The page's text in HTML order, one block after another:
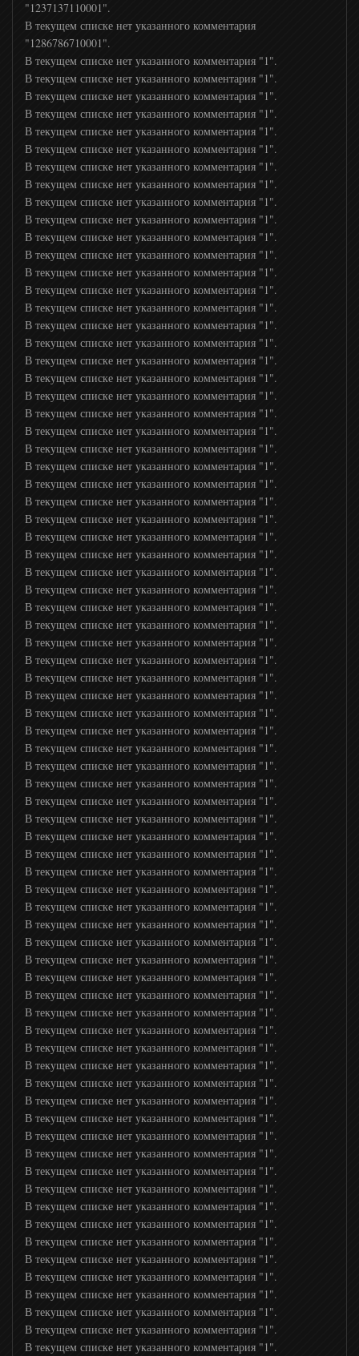
Мульт
Дисней
Карусель
В Гостях у Сказки
Ani
Мультимузыка
Gulli
Tiji
Дважды два канал (2x2)
Nickelodeon
Nick Jr
Ералаш
СоюзМультфильм
Том и Джерри
М1
М2
Bridge TV
ТНТ MUSIC
Шансон ТВ
Муз ТВ
Ля минор
Europa Plus TV
ЖАРА
MTV 80S
MTV Hits
"1237137110001".
В текущем списке нет указанного комментария
"1286786710001".
В текущем списке нет указанного комментария "1".
В текущем списке нет указанного комментария "1".
В текущем списке нет указанного комментария "1".
В текущем списке нет указанного комментария "1".
В текущем списке нет указанного комментария "1".
В текущем списке нет указанного комментария "1".
В текущем списке нет указанного комментария "1".
В текущем списке нет указанного комментария "1".
В текущем списке нет указанного комментария "1".
В текущем списке нет указанного комментария "1".
В текущем списке нет указанного комментария "1".
В текущем списке нет указанного комментария "1".
В текущем списке нет указанного комментария "1".
В текущем списке нет указанного комментария "1".
В текущем списке нет указанного комментария "1".
В текущем списке нет указанного комментария "1".
В текущем списке нет указанного комментария "1".
В текущем списке нет указанного комментария "1".
В текущем списке нет указанного комментария "1".
В текущем списке нет указанного комментария "1".
В текущем списке нет указанного комментария "1".
В текущем списке нет указанного комментария "1".
В текущем списке нет указанного комментария "1".
В текущем списке нет указанного комментария "1".
В текущем списке нет указанного комментария "1".
В текущем списке нет указанного комментария "1".
В текущем списке нет указанного комментария "1".
В текущем списке нет указанного комментария "1".
В текущем списке нет указанного комментария "1".
В текущем списке нет указанного комментария "1".
В текущем списке нет указанного комментария "1".
В текущем списке нет указанного комментария "1".
В текущем списке нет указанного комментария "1".
В текущем списке нет указанного комментария "1".
В текущем списке нет указанного комментария "1".
В текущем списке нет указанного комментария "1".
В текущем списке нет указанного комментария "1".
В текущем списке нет указанного комментария "1".
В текущем списке нет указанного комментария "1".
В текущем списке нет указанного комментария "1".
В текущем списке нет указанного комментария "1".
В текущем списке нет указанного комментария "1".
В текущем списке нет указанного комментария "1".
В текущем списке нет указанного комментария "1".
В текущем списке нет указанного комментария "1".
В текущем списке нет указанного комментария "1".
В текущем списке нет указанного комментария "1".
В текущем списке нет указанного комментария "1".
В текущем списке нет указанного комментария "1".
В текущем списке нет указанного комментария "1".
В текущем списке нет указанного комментария "1".
В текущем списке нет указанного комментария "1".
В текущем списке нет указанного комментария "1".
В текущем списке нет указанного комментария "1".
В текущем списке нет указанного комментария "1".
В текущем списке нет указанного комментария "1".
В текущем списке нет указанного комментария "1".
В текущем списке нет указанного комментария "1".
В текущем списке нет указанного комментария "1".
В текущем списке нет указанного комментария "1".
В текущем списке нет указанного комментария "1".
В текущем списке нет указанного комментария "1".
В текущем списке нет указанного комментария "1".
В текущем списке нет указанного комментария "1".
В текущем списке нет указанного комментария "1".
В текущем списке нет указанного комментария "1".
В текущем списке нет указанного комментария "1".
В текущем списке нет указанного комментария "1".
В текущем списке нет указанного комментария "1".
В текущем списке нет указанного комментария "1".
В текущем списке нет указанного комментария "1".
В текущем списке нет указанного комментария "1".
В текущем списке нет указанного комментария "1".
В текущем списке нет указанного комментария "1".